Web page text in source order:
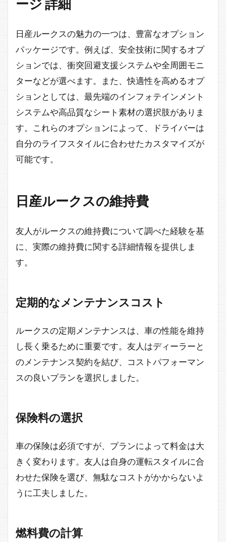
ージ 詳細
日産ルークスの魅力の一つは、豊富なオプション
パッケージです。例えば、安全技術に関するオプ
ションでは、衝突回避支援システムや全周囲モニ
ターなどが選べます。また、快適性を高めるオプ
ションとしては、最先端のインフォテインメント
システムや高品質なシート素材の選択肢がありま
す。これらのオプションによって、ドライバーは
自分のライフスタイルに合わせたカスタマイズが
可能です。
日産ルークスの維持費
友人がルークスの維持費について調べた経験を基
に、実際の維持費に関する詳細情報を提供しま
す。
定期的なメンテナンスコスト
ルークスの定期メンテナンスは、車の性能を維持
し長く乗るために重要です。友人はディーラーと
のメンテナンス契約を結び、コストパフォーマン
スの良いプランを選択しました。
保険料の選択
車の保険は必須ですが、プランによって料金は大
きく変わります。友人は自身の運転スタイルに合
わせた保険を選び、無駄なコストがかからないよ
うに工夫しました。
燃料費の計算